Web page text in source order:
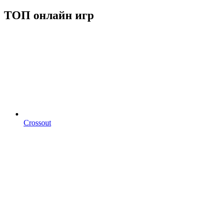
ТОП онлайн игр
Crossout